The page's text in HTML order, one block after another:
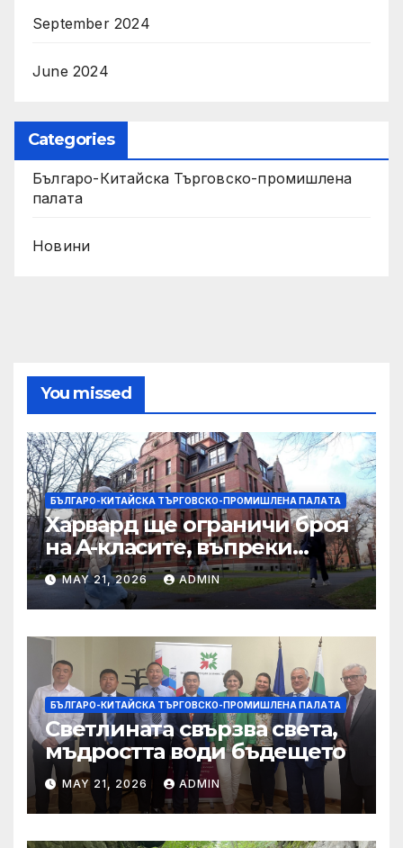
September 2024
June 2024
Categories
Българо-Китайска Търговско-промишлена
палaта
Новини
You missed
БЪЛГАРО-КИТАЙСКА ТЪРГОВСКО-ПРОМИШЛЕНА ПАЛAТА
Харвард ще ограничи броя
на A-класите, въпреки
силната съпротива на
студентите
MAY 21, 2026 ADMIN
БЪЛГАРО-КИТАЙСКА ТЪРГОВСКО-ПРОМИШЛЕНА ПАЛAТА
Светлината свързва света,
мъдростта води бъдещето
MAY 21, 2026 ADMIN